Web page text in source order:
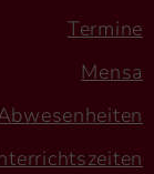
Termine
Mensa